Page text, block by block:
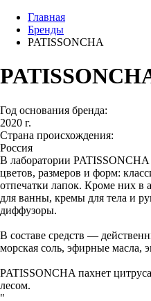
Главная
Бренды
PATISSONCHA
Год основания бренда:
2020 г.
Страна происхождения:
Россия
В лаборатории
цветов, размеров и форм:
отпечатки лапок. Кроме них в
для ванны, кремы для тела и
диффузоры.
В составе средств —
морская соль, эфирные масла,
PATISSONCHA пахнет
лесом.
"